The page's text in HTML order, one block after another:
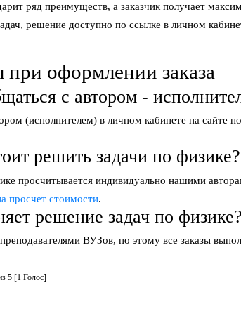
ряд преимуществ, а заказчик получает
решение доступно по ссылке в личном
оформлении заказа
с автором -
(исполнителем) в личном кабинете на сайте
решить задачи по физике?
просчитывается индивидуально нашими
просчет стоимости.
решение задач по физике?
ВУЗов, по этому все заказы
5[ 1Голос]